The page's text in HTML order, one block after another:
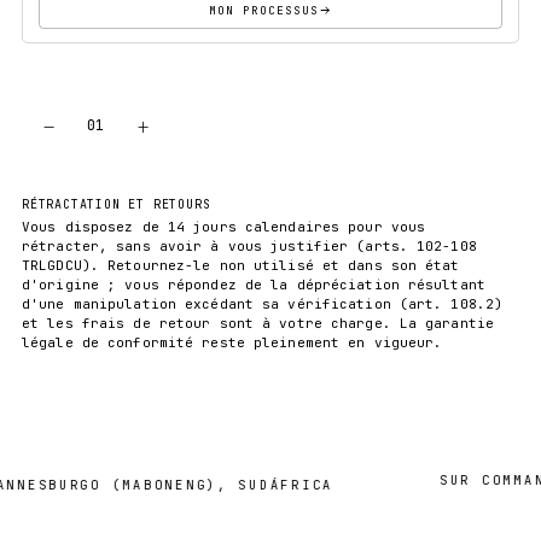
MON PROCESSUS
− 01 +
RÉTRACTATION ET RETOURS
Vous disposez de 14 jours calendaires pour vous
rétracter, sans avoir à vous justifier (arts. 102-108
TRLGDCU). Retournez-le non utilisé et dans son état
d'origine ; vous répondez de la dépréciation résultant
d'une manipulation excédant sa vérification (art. 108.2)
et les frais de retour sont à votre charge. La garantie
légale de conformité reste pleinement en vigueur.
(MABONENG), SUDÁFRICA SUR